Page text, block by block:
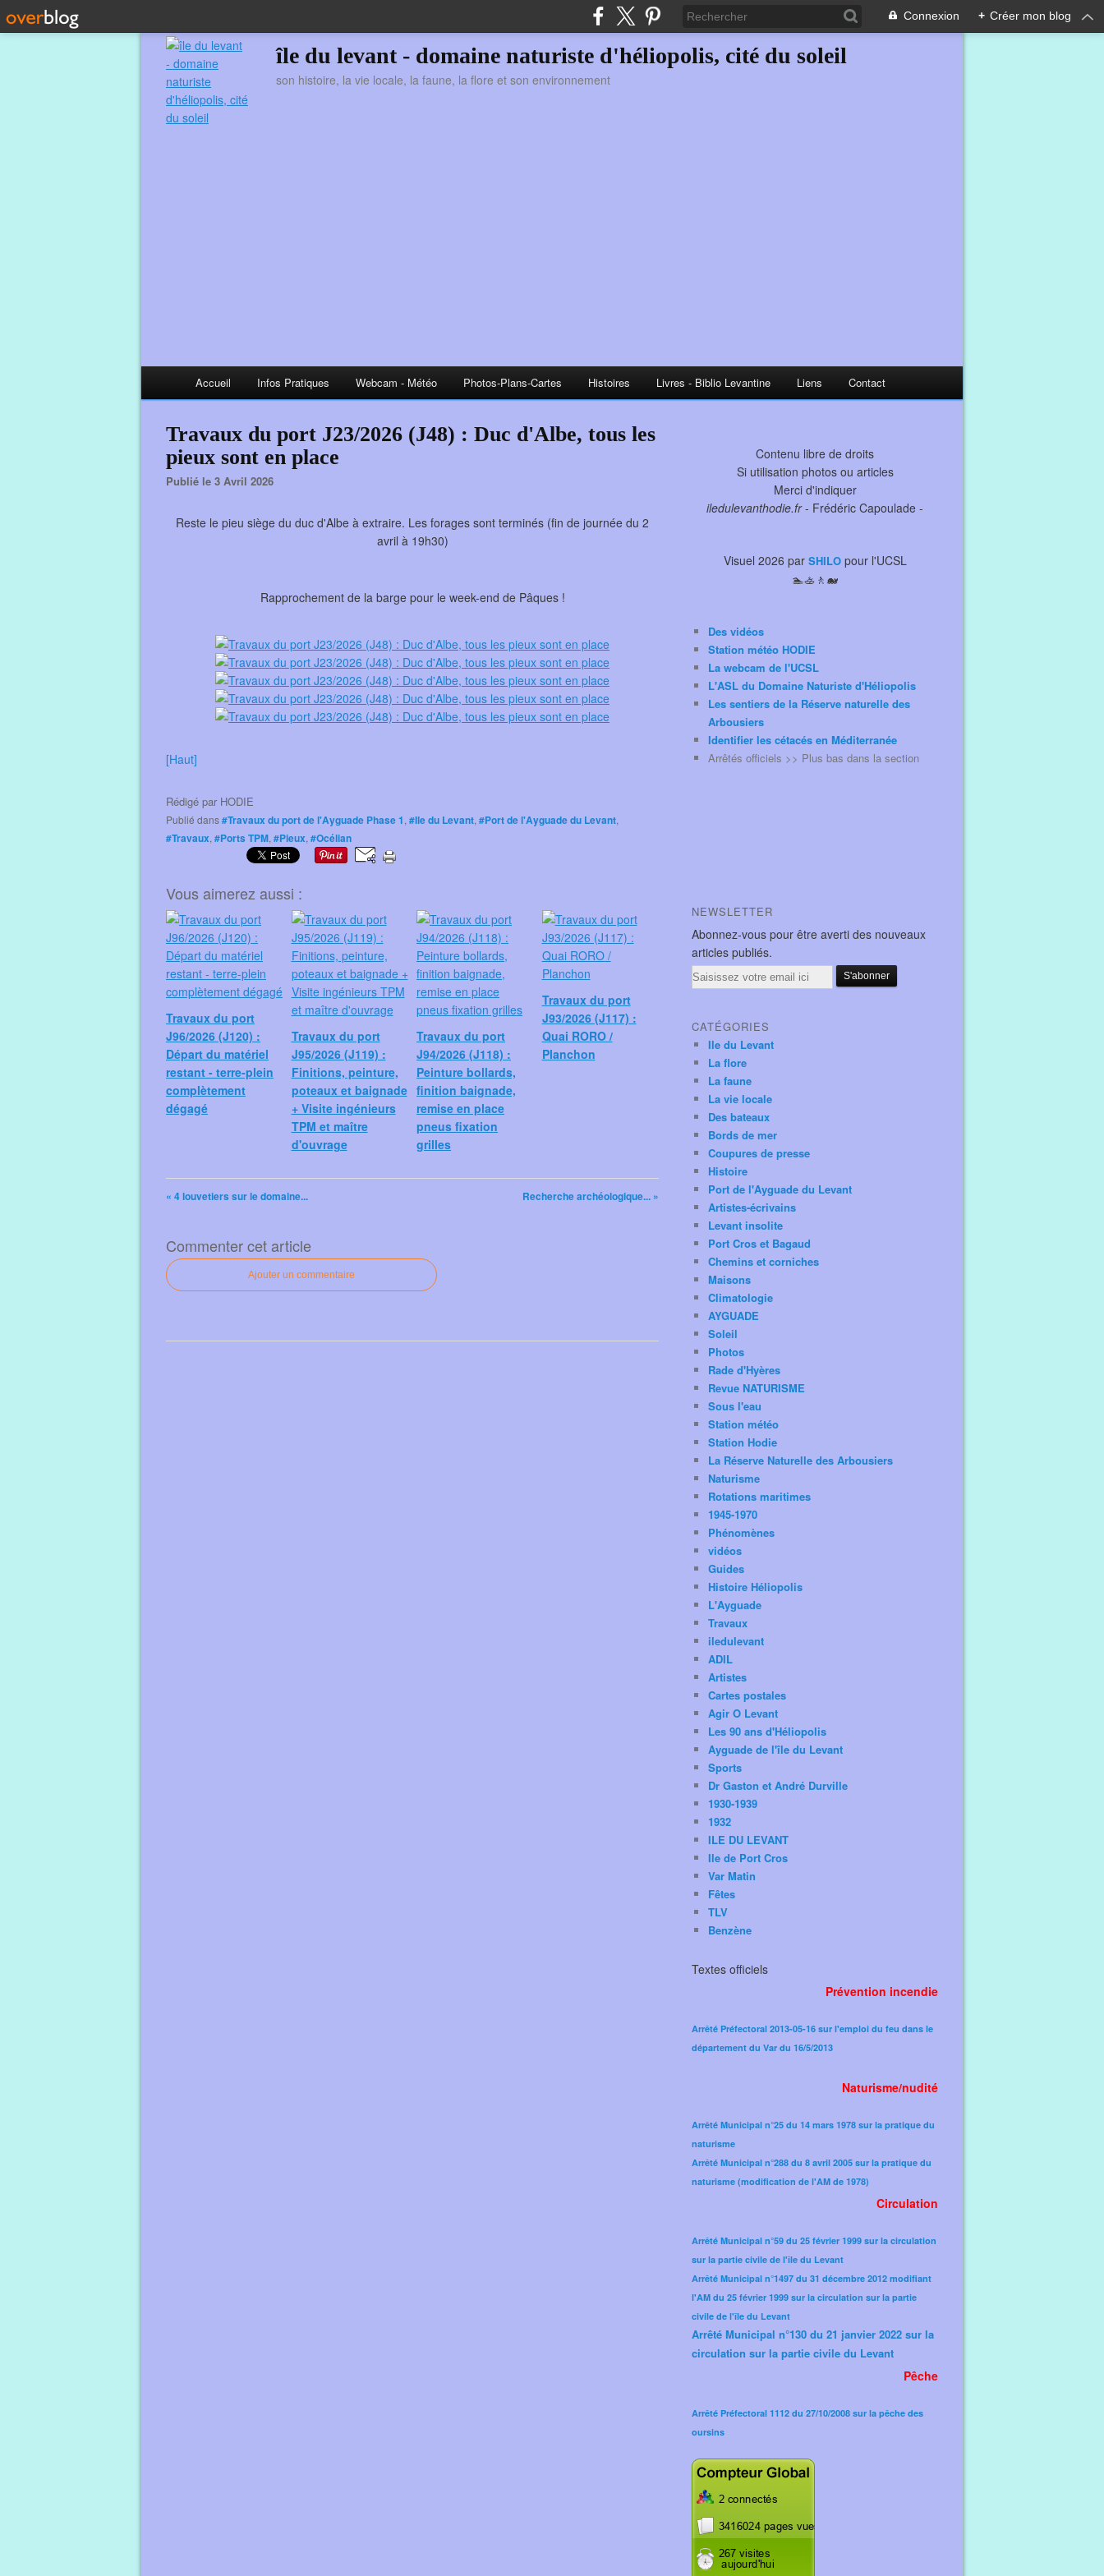
Connexion + Créer mon blog
île du levant - domaine naturiste d'héliopolis, cité du soleil
son histoire, la vie locale, la faune, la flore et son environnement
Accueil Infos Pratiques Webcam - Météo Photos-Plans-Cartes Histoires Livres - Biblio Levantine Liens Contact
Travaux du port J23/2026 (J48) : Duc d'Albe, tous les
pieux sont en place
Publié le 3 Avril 2026
Reste le pieu siège du duc d'Albe à extraire. Les forages sont terminés (fin de journée du 2
avril à 19h30)
Rapprochement de la barge pour le week-end de Pâques !
[Haut]
Rédigé par HODIE
Publié dans#Travaux du port de l'Ayguade Phase 1, #Ile du Levant, #Port de l'Ayguade du Levant,
#Travaux, #Ports TPM, #Pieux, #Océlian
Vous aimerez aussi :
Travaux du port
J96/2026 (J120) :
Départ du matériel
restant - terre-plein
complètement
dégagé
Travaux du port
J95/2026 (J119) :
Finitions, peinture,
poteaux et baignade
+ Visite ingénieurs
TPM et maître
d'ouvrage
Travaux du port
J94/2026 (J118) :
Peinture bollards,
finition baignade,
remise en place
pneus fixation
grilles
Travaux du port
J93/2026 (J117) :
Quai RORO /
Planchon
« 4 louvetiers sur le domaine... Recherche archéologique... »
Commenter cet article
Ajouter un commentaire
Contenu libre de droits
Si utilisation photos ou articles
Merci d'indiquer
iledulevanthodie.fr- Frédéric Capoulade -
Visuel 2026 par SHILOpour l'UCSL
🏊🚣🚶🐋
Des vidéos
Station météo HODIE
La webcam de l'UCSL
L'ASL du Domaine Naturiste d'Héliopolis
Les sentiers de la Réserve naturelle des
Arbousiers
Identifier les cétacés en Méditerranée
Arrêtés officiels >> Plus bas dans la section
NEWSLETTER
Abonnez-vous pour être averti des nouveaux
articles publiés.
Email
CATÉGORIES
Ile du Levant
La flore
La faune
La vie locale
Des bateaux
Bords de mer
Coupures de presse
Histoire
Port de l'Ayguade du Levant
Artistes-écrivains
Levant insolite
Port Cros et Bagaud
Chemins et corniches
Maisons
Climatologie
AYGUADE
Soleil
Photos
Rade d'Hyères
Revue NATURISME
Sous l'eau
Station météo
Station Hodie
La Réserve Naturelle des Arbousiers
Naturisme
Rotations maritimes
1945-1970
Phénomènes
vidéos
Guides
Histoire Héliopolis
L'Ayguade
Travaux
iledulevant
ADIL
Artistes
Cartes postales
Agir O Levant
Les 90 ans d'Héliopolis
Ayguade de l'île du Levant
Sports
Dr Gaston et André Durville
1930-1939
1932
ILE DU LEVANT
Ile de Port Cros
Var Matin
Fêtes
TLV
Benzène
Textes officiels
Prévention incendie
Arrêté Préfectoral 2013-05-16 sur l'emploi du feu dans le
département du Var du 16/5/2013
Naturisme/nudité
Arrêté Municipal n°25 du 14 mars 1978 sur la pratique du
naturisme
Arrêté Municipal n°288 du 8 avril 2005 sur la pratique du
naturisme (modification de l'AM de 1978)​
Circulation
Arrêté Municipal n°59 du 25 février 1999 sur la circulation
sur la partie civile de l'île du Levant
Arrêté Municipal n°1497 du 31 décembre 2012 modifiant
l'AM du 25 février 1999 sur la circulation sur la partie
civile de l'île du Levant
Arrêté Municipal n°130 du 21 janvier 2022 sur la
circulation sur la partie civile du Levant
Pêche
Arrêté Préfectoral 1112 du 27/10/2008 sur la pêche des
oursins